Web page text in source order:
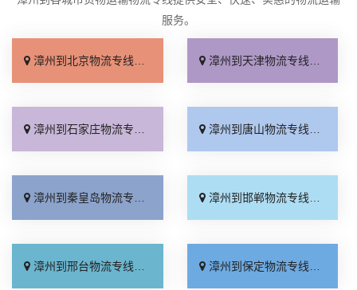
服务。
漳州到北京物流专线_收费标准「服务周到」 漳州到天津物流专线_直达特快专线「需要几天」
漳州到石家庄物流专线_专线快运「全境到达」 漳州到唐山物流专线_高速快运「快速响应」
漳州到秦皇岛物流专线_资质齐全「急你所需」 漳州到邯郸物流专线_全境到达「托运放心」
漳州到邢台物流专线_运价行情「高效快运」 漳州到保定物流专线_准时到货「全程直达」